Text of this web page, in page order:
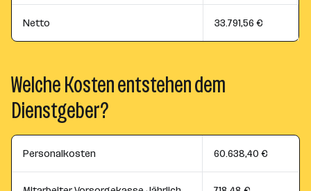
Netto 33.791,56 €
Welche Kosten entstehen dem
Dienstgeber?
Personalkosten 60.638,40 €